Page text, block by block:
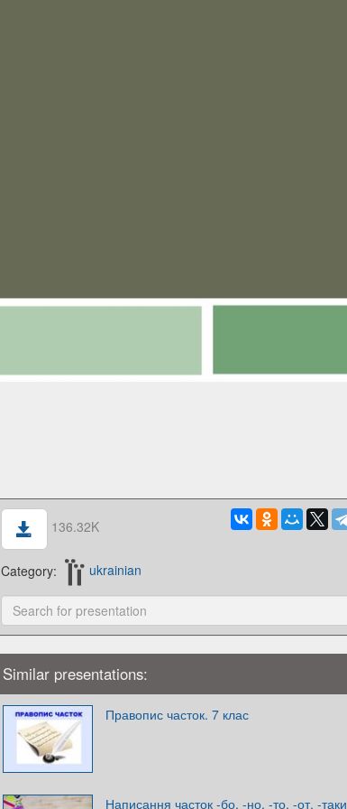
136.32K
Category: ukrainian
Similar presentations:
Правопис часток. 7 клас
Написання часток -бо, -но, -то, -от, -таки